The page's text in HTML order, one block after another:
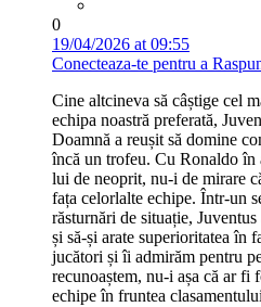
0
19/04/2026 at 09:55
Conecteaza-te pentru a
Cine altcineva să câștige cel
echipa noastră preferată,
Doamnă a reușit să domine
încă un trofeu. Cu Ronaldo
lui de neoprit, nu-i de mirare
fața celorlalte echipe. Într-un
răsturnări de situație,
și să-și arate superioritatea în
jucători și îi admirăm pentru
recunoaștem, nu-i așa că ar fi
echipe în fruntea